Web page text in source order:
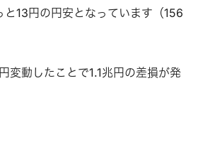
と13円の円安となっています（156
変動したことで1.1兆円の差損が発